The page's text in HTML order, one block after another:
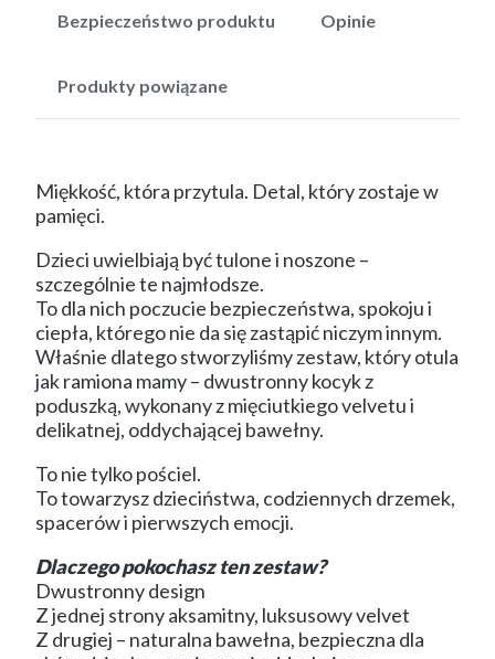
Bezpieczeństwo produktu Opinie
Produkty powiązane
Miękkość, która przytula. Detal, który zostaje w
pamięci.
Dzieci uwielbiają być tulone i noszone –
szczególnie te najmłodsze.
To dla nich poczucie bezpieczeństwa, spokoju i
ciepła, którego nie da się zastąpić niczym innym.
Właśnie dlatego stworzyliśmy zestaw, który otula
jak ramiona mamy – dwustronny kocyk z
poduszką, wykonany z mięciutkiego velvetu i
delikatnej, oddychającej bawełny.
To nie tylko pościel.
To towarzysz dzieciństwa, codziennych drzemek,
spacerów i pierwszych emocji.
Dlaczego pokochasz ten zestaw?
Dwustronny design
Z jednej strony aksamitny, luksusowy velvet
Z drugiej – naturalna bawełna, bezpieczna dla